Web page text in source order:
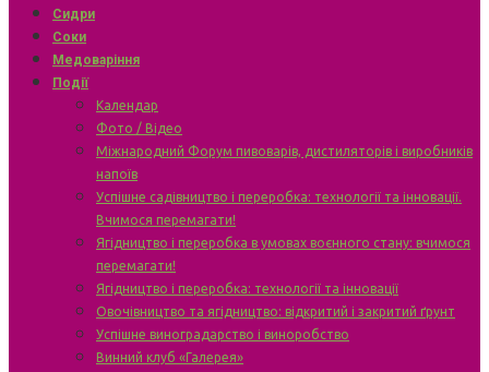
Сидри
Соки
Медоваріння
Події
Календар
Фото / Відео
Міжнародний Форум пивоварів, дистиляторів і виробників
напоїв
Успішне садівництво і переробка: технології та інновації.
Вчимося перемагати!
Ягідництво і переробка в умовах воєнного стану: вчимося
перемагати!
Ягідництво і переробка: технології та інновації
Овочівництво та ягідництво: відкритий і закритий ґрунт
Успішне виноградарство і виноробство
Винний клуб «Галерея»